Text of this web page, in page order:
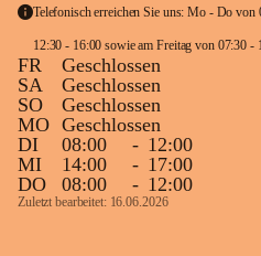
FR
Geschlossen
SA
Geschlossen
SO
Geschlossen
MO Geschlossen
DI
08:00 - 12:00
MI
14:00 - 17:00
DO
08:00 - 12:00
Zuletzt bearbeitet: 16.06.2026